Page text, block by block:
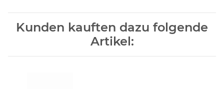
Kunden kauften dazu folgende
Artikel: